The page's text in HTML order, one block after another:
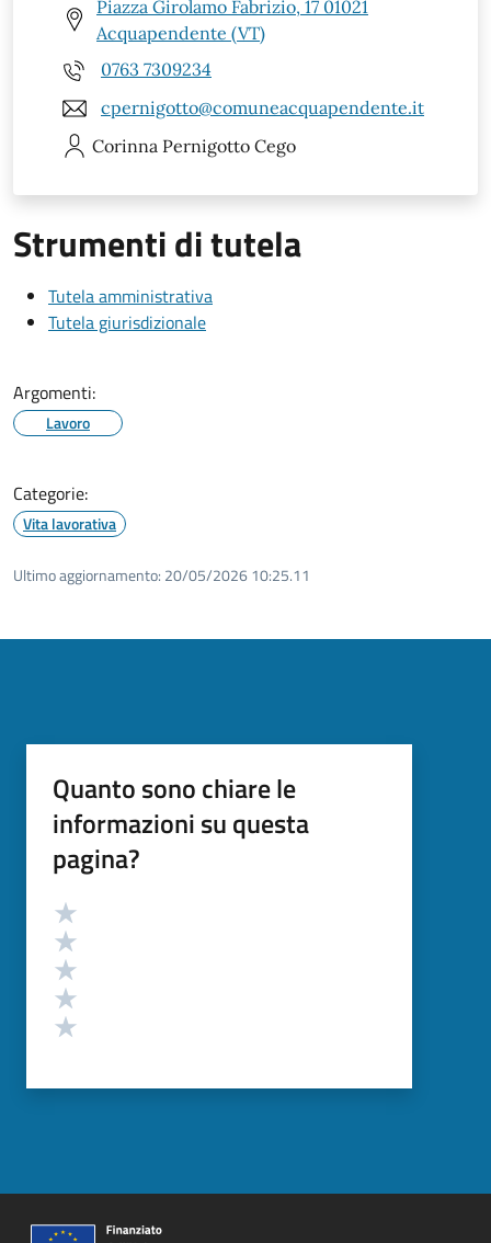
Piazza Girolamo Fabrizio, 17 01021
Acquapendente (VT)
0763 7309234
cpernigotto@comuneacquapendente.it
Corinna Pernigotto Cego
Strumenti di tutela
Tutela amministrativa
Tutela giurisdizionale
Argomenti:
Lavoro
Categorie:
Vita lavorativa
Ultimo aggiornamento: 20/05/2026 10:25.11
Quanto sono chiare le
informazioni su questa
pagina?
Valutazione